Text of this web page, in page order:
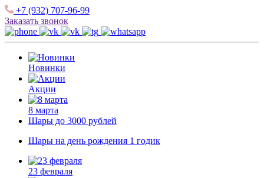
+7 (932) 707-96-99
Заказать звонок
Новинки
Акции
8 марта
Шары до 3000 рублей
Шары на день рождения 1 годик
23 февраля